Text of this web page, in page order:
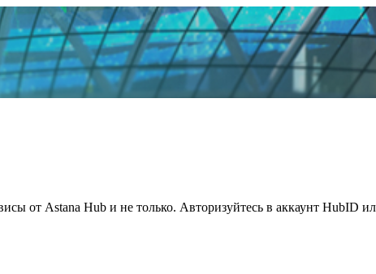
от Astana Hub и не только. Авторизуйтесь в аккаунт HubID